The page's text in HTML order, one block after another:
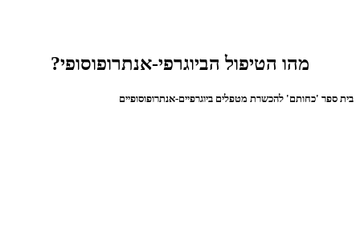
מהו הטיפול הביוגרפי-אנתרופוסופי?
בית ספר 'כחותם' להכשרת מטפלים ביוגרפיים-אנתרופוסופיים